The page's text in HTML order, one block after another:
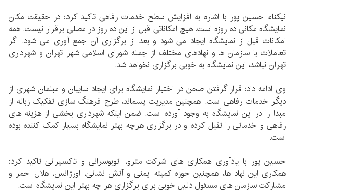
نیکنام حسین پور با اشاره به افزایش سطح خدمات رفاهی تاکید کرد: در حقیقت مکان
نمایشگاه مکانی ده روزه است. هیچ امکاناتی قبل از این ده روز در مصلی برقرار نیست. همه
امکانات قبل از نمایشگاه ایجاد می شود و بعد از برگزاری آن جمع آوری می شود. اگر
تعاملات با سازمان ها و نهادهای مختلف از جمله شورای اسلامی شهر تهران و شهرداری
تهران نباشد، این نمایشگاه به خوبی برگزاری نخواهد شد.
وی ادامه داد: قرار گرفتن صحن در اختیار نمایشگاه برای ایجاد سایبان و مبلمان شهری از
دیگر خدمات رفاهی است. همچنین مدیریت پسماند، طرح فرهنگ سازی تفکیک زباله از
مبدا را در این نمایشگاه به وجود آورده است. ضمن اینکه شهرداری بخشی از هزینه های
رفاهی و خدماتی را تقبل کرده و در برگزاری هرچه بهتر نمایشگاه بسیار کمک کننده بوده
است.
حسین پور با یادآوری همکاری های شرکت مترو، اتوبوسرانی و تاکسیرانی تاکید کرد:
همکاری این نهاد ها، همچنین حوزه کمیته ایمنی و آتش نشانی، اورژانس، هلال احمر و
مشارکت سازمان های مسئول دلیل خوبی برای برگزاری هر چه بهتر این نمایشگاه است.